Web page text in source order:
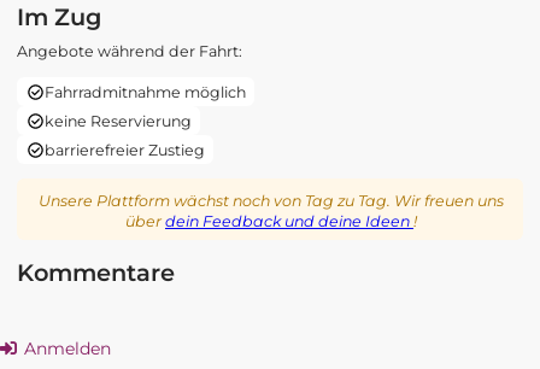
Im Zug
Angebote während der Fahrt:
Fahrradmitnahme möglich
keine Reservierung
barrierefreier Zustieg
Unsere Plattform wächst noch von Tag zu Tag. Wir freuen uns
überdein Feedback und deine Ideen !
Kommentare
Anmelden